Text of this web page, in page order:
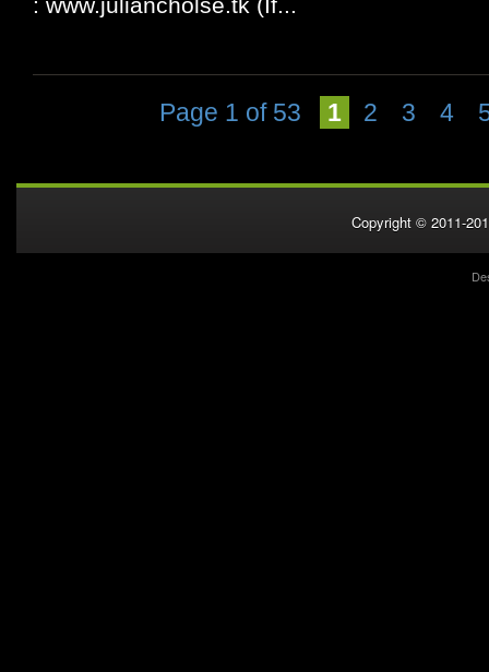
: www.juliancholse.tk (If...
Page 1 of 53 1 2 3 4
Copyright © 2011-